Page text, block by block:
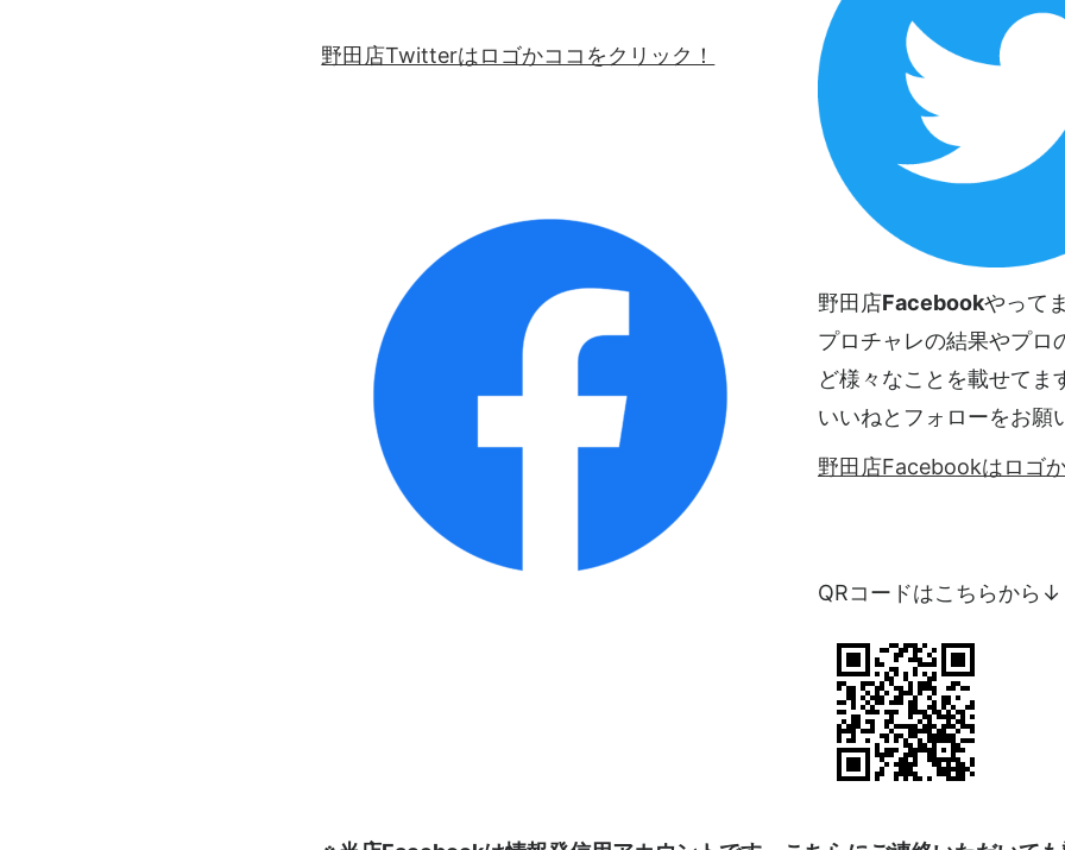
野田店Twitterはロゴかココをクリック！
野田店Facebookやって
プロチャレの結果やプロ
ど様々なことを載せてま
いいねとフォローをお願
野田店Facebookはロゴ
QRコードはこちらから↓